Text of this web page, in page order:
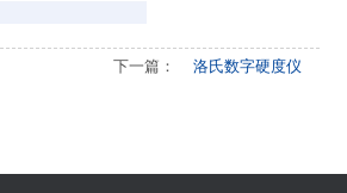
下一篇： 洛氏数字硬度仪